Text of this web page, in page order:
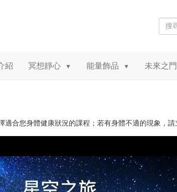
紹 冥想靜心 ▼ 能量飾品 ▼ 未來之門
合您身體健康狀況的課程；若有身體不適的現象，請